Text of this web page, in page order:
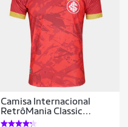
Camisa Internacional
RetrôMania Classic
Masculina